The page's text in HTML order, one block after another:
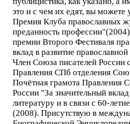
это и с чем их едят, вы можете
Премия Клуба православных
преданность
премии Второго Фестиваля
вклад в развитие
Член Союза писателей России
Правления СПб отделения
Почётная грамота Правления
России "За значительный
литературу и в связи с 60-
(2008). Присутствую в